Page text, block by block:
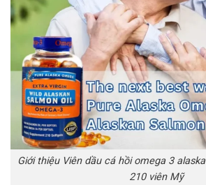
Giới thiệu Viên dầu cá hồi omega 3
210 viên Mỹ